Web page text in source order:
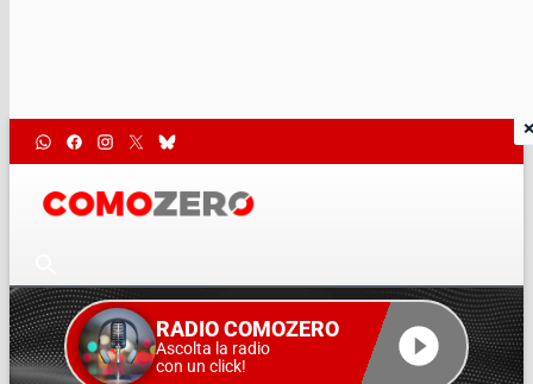
RADIO COMOZERO
Ascolta la radio
con un click!